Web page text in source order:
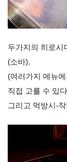
두가지의 히로시
(소바).
(여러가지 메뉴
직접 고를 수 있
그리고 먹방시-